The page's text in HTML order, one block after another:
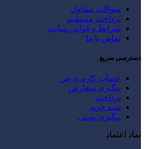
سوالات متداول
پرداخت مستقیم
شرایط و قوانین سایت
تماس با ما
دسترسی سریع
حساب کاربری من
پیگیری سفارش
پرداخت
سبد خرید
پیگیری پستی
نماد اعتماد